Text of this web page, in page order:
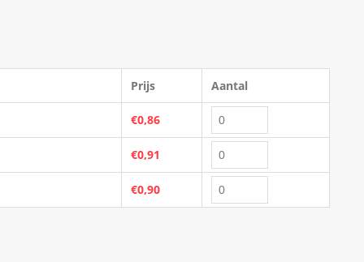
Prijs Aantal
€0,86
€0,91
€0,90